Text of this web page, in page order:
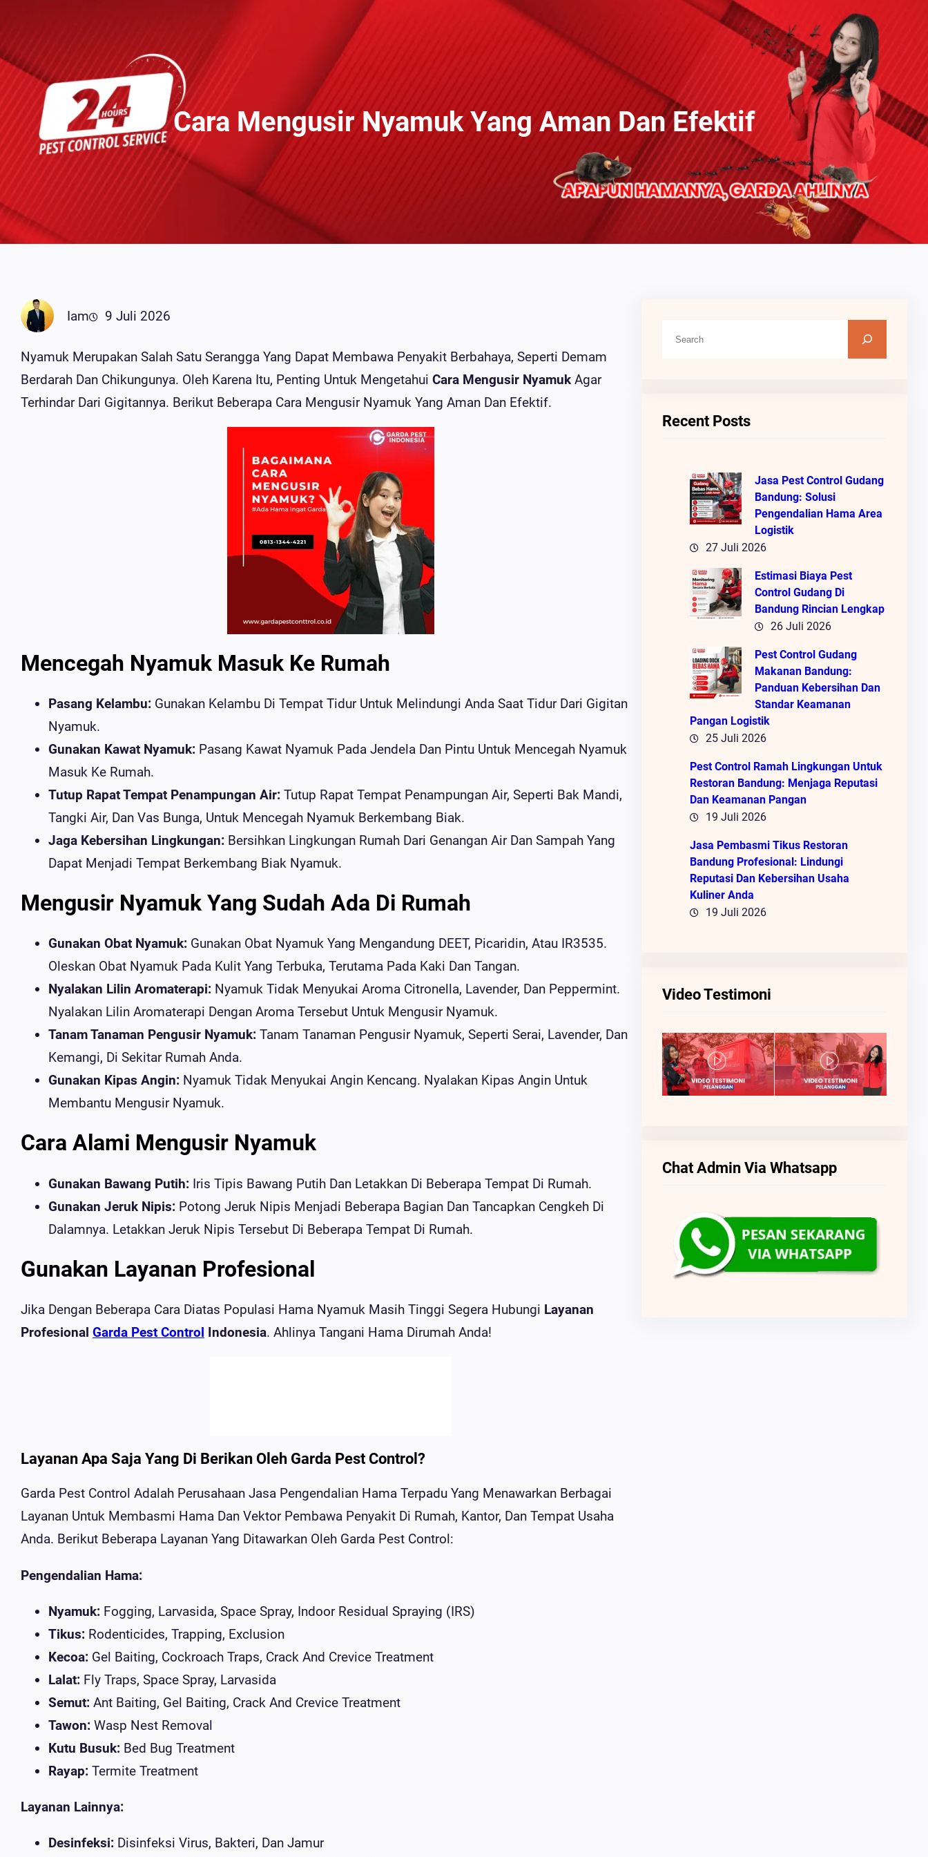
Konten
Cara Mengusir Nyamuk Yang Aman Dan Efektif
Iam 9 Juli 2026
Nyamuk Merupakan Salah Satu Serangga Yang Dapat Membawa Penyakit Berbahaya, Seperti Demam
Berdarah Dan Chikungunya. Oleh Karena Itu, Penting Untuk Mengetahui Cara Mengusir Nyamuk Agar
Terhindar Dari Gigitannya. Berikut Beberapa Cara Mengusir Nyamuk Yang Aman Dan Efektif.
Mencegah Nyamuk Masuk Ke Rumah
Pasang Kelambu: Gunakan Kelambu Di Tempat Tidur Untuk Melindungi Anda Saat Tidur Dari Gigitan
Nyamuk.
Gunakan Kawat Nyamuk: Pasang Kawat Nyamuk Pada Jendela Dan Pintu Untuk Mencegah Nyamuk
Masuk Ke Rumah.
Tutup Rapat Tempat Penampungan Air: Tutup Rapat Tempat Penampungan Air, Seperti Bak Mandi,
Tangki Air, Dan Vas Bunga, Untuk Mencegah Nyamuk Berkembang Biak.
Jaga Kebersihan Lingkungan: Bersihkan Lingkungan Rumah Dari Genangan Air Dan Sampah Yang
Dapat Menjadi Tempat Berkembang Biak Nyamuk.
Mengusir Nyamuk Yang Sudah Ada Di Rumah
Gunakan Obat Nyamuk: Gunakan Obat Nyamuk Yang Mengandung DEET, Picaridin, Atau IR3535.
Oleskan Obat Nyamuk Pada Kulit Yang Terbuka, Terutama Pada Kaki Dan Tangan.
Nyalakan Lilin Aromaterapi: Nyamuk Tidak Menyukai Aroma Citronella, Lavender, Dan Peppermint.
Nyalakan Lilin Aromaterapi Dengan Aroma Tersebut Untuk Mengusir Nyamuk.
Tanam Tanaman Pengusir Nyamuk: Tanam Tanaman Pengusir Nyamuk, Seperti Serai, Lavender, Dan
Kemangi, Di Sekitar Rumah Anda.
Gunakan Kipas Angin: Nyamuk Tidak Menyukai Angin Kencang. Nyalakan Kipas Angin Untuk
Membantu Mengusir Nyamuk.
Cara Alami Mengusir Nyamuk
Gunakan Bawang Putih: Iris Tipis Bawang Putih Dan Letakkan Di Beberapa Tempat Di Rumah.
Gunakan Jeruk Nipis: Potong Jeruk Nipis Menjadi Beberapa Bagian Dan Tancapkan Cengkeh Di
Dalamnya. Letakkan Jeruk Nipis Tersebut Di Beberapa Tempat Di Rumah.
Gunakan Layanan Profesional
Jika Dengan Beberapa Cara Diatas Populasi Hama Nyamuk Masih Tinggi Segera Hubungi Layanan
Profesional Garda Pest Control Indonesia. Ahlinya Tangani Hama Dirumah Anda!
Layanan Apa Saja Yang Di Berikan Oleh Garda Pest Control?
Garda Pest Control Adalah Perusahaan Jasa Pengendalian Hama Terpadu Yang Menawarkan Berbagai
Layanan Untuk Membasmi Hama Dan Vektor Pembawa Penyakit Di Rumah, Kantor, Dan Tempat Usaha
Anda. Berikut Beberapa Layanan Yang Ditawarkan Oleh Garda Pest Control:
Pengendalian Hama:
Nyamuk: Fogging, Larvasida, Space Spray, Indoor Residual Spraying (IRS)
Tikus: Rodenticides, Trapping, Exclusion
Kecoa: Gel Baiting, Cockroach Traps, Crack And Crevice Treatment
Lalat: Fly Traps, Space Spray, Larvasida
Semut: Ant Baiting, Gel Baiting, Crack And Crevice Treatment
Tawon: Wasp Nest Removal
Kutu Busuk: Bed Bug Treatment
Rayap: Termite Treatment
Layanan Lainnya:
Desinfeksi: Disinfeksi Virus, Bakteri, Dan Jamur
Recent Posts
Jasa Pest Control Gudang
Bandung: Solusi
Pengendalian Hama Area
Logistik
27 Juli 2026
Estimasi Biaya Pest
Control Gudang Di
Bandung Rincian Lengkap
26 Juli 2026
Pest Control Gudang
Makanan Bandung:
Panduan Kebersihan Dan
Standar Keamanan
Pangan Logistik
25 Juli 2026
Pest Control Ramah Lingkungan Untuk
Restoran Bandung: Menjaga Reputasi
Dan Keamanan Pangan
19 Juli 2026
Jasa Pembasmi Tikus Restoran
Bandung Profesional: Lindungi
Reputasi Dan Kebersihan Usaha
Kuliner Anda
19 Juli 2026
Video Testimoni
Chat Admin Via Whatsapp